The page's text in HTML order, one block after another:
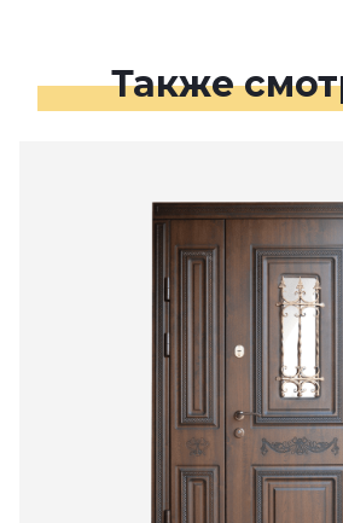
Также